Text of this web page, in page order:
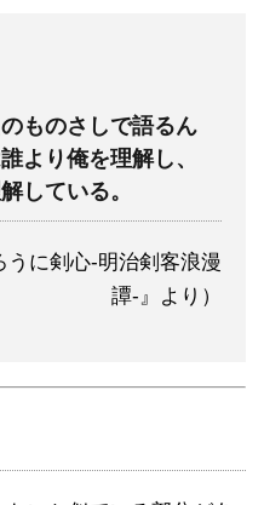
ものさしで語るん
より俺を理解し、
している。
うに剣心-明治剣客浪漫
譚-』より）